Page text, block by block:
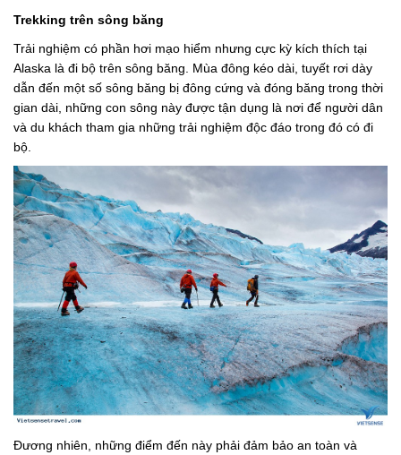
Trekking trên sông băng
Trải nghiệm có phần hơi mạo hiểm nhưng cực kỳ kích thích tại
Alaska là đi bộ trên sông băng. Mùa đông kéo dài, tuyết rơi dày
dẫn đến một số sông băng bị đông cứng và đóng băng trong thời
gian dài, những con sông này được tận dụng là nơi để người dân
và du khách tham gia những trải nghiệm độc đáo trong đó có đi
bộ.
Đương nhiên, những điểm đến này phải đảm bảo an toàn và